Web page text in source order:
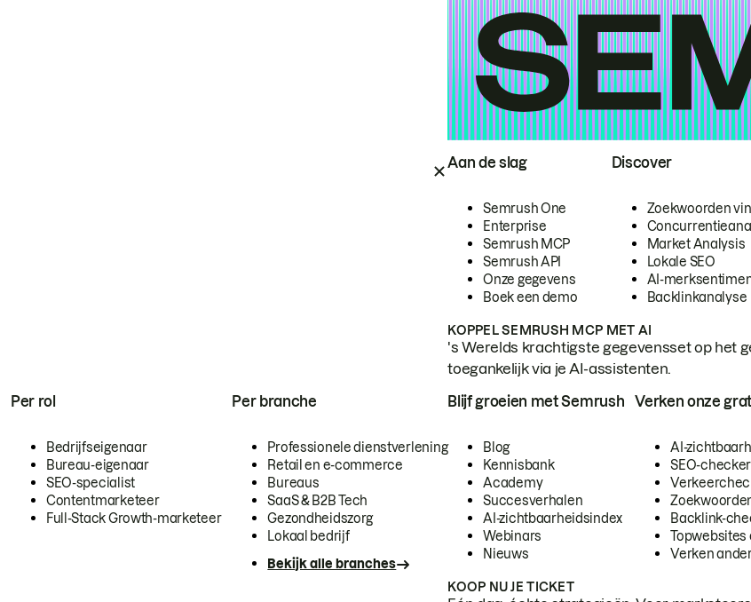
Aan de slag
Semrush One
Enterprise
Semrush MCP
Semrush API
Onze gegevens
Boek een demo
Discover
Zoekwoorden
Market Analysis
Lokale SEO
AI-
Backlinkanalyse
KOPPEL SEMRUSH MCP MET AI
's Werelds krachtigste gegevensset op het
toegankelijk via je AI-assistenten.
Per rol
Bedrijfseigenaar
Bureau-eigenaar
SEO-specialist
Contentmarketeer
Full-Stack Growth-marketeer
Per branche
Professionele dienstverlening
Retail en e-commerce
Bureaus
SaaS & B2B Tech
Gezondheidszorg
Lokaal bedrijf
Bekijk alle branches
Blijf groeien met Semrush
Blog
Kennisbank
Academy
Succesverhalen
AI-zichtbaarheidsindex
Webinars
Nieuws
Verken onze
AI-
SEO-checker
Backlink-
Topwebsites
Verken
KOOP NU JE TICKET